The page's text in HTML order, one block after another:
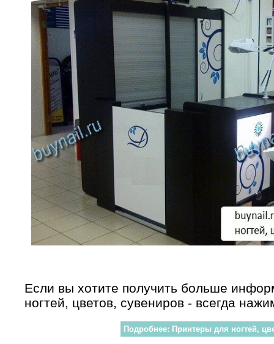
Если вы хотите получить больше
ногтей, цветов, сувениров - всегда
Подробнее: Принтеры для ногтей,